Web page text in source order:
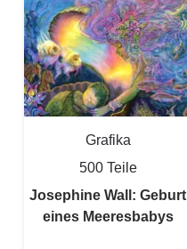
Grafika
500 Teile
Josephine Wall: Geburt
eines Meeresbabys